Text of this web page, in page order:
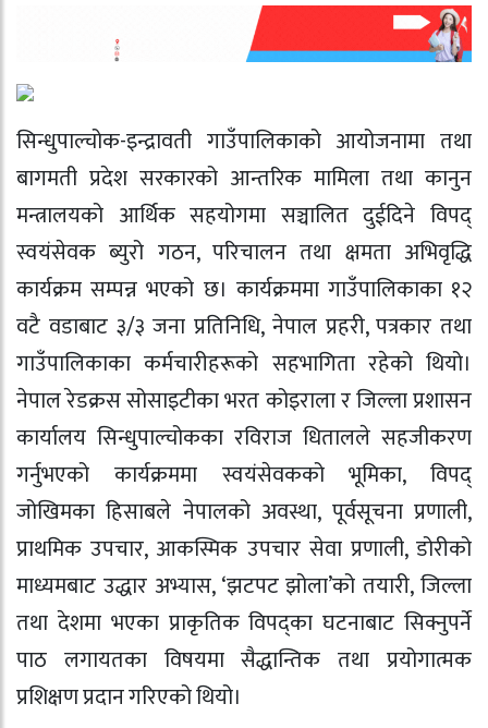
सिन्धुपाल्चोक-इन्द्रावती गाउँपालिकाको आयोजनामा तथा
बागमती प्रदेश सरकारको आन्तरिक मामिला तथा कानुन
मन्त्रालयको आर्थिक सहयोगमा सञ्चालित दुईदिने विपद्
स्वयंसेवक ब्युरो गठन, परिचालन तथा क्षमता अभिवृद्धि
कार्यक्रम सम्पन्न भएको छ। कार्यक्रममा गाउँपालिकाका १२
वटै वडाबाट ३/३ जना प्रतिनिधि, नेपाल प्रहरी, पत्रकार तथा
गाउँपालिकाका कर्मचारीहरूको सहभागिता रहेको थियो।
नेपाल रेडक्रस सोसाइटीका भरत कोइराला र जिल्ला प्रशासन
कार्यालय सिन्धुपाल्चोकका रविराज धितालले सहजीकरण
गर्नुभएको कार्यक्रममा स्वयंसेवकको भूमिका, विपद्
जोखिमका हिसाबले नेपालको अवस्था, पूर्वसूचना प्रणाली,
प्राथमिक उपचार, आकस्मिक उपचार सेवा प्रणाली, डोरीको
माध्यमबाट उद्धार अभ्यास, ‘झटपट झोला’को तयारी, जिल्ला
तथा देशमा भएका प्राकृतिक विपद्का घटनाबाट सिक्नुपर्ने
पाठ लगायतका विषयमा सैद्धान्तिक तथा प्रयोगात्मक
प्रशिक्षण प्रदान गरिएको थियो।